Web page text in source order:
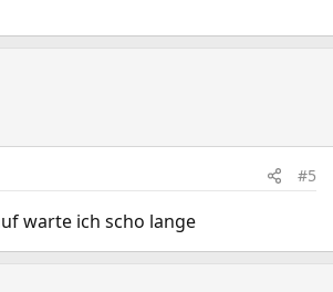
#5
warte ich scho lange